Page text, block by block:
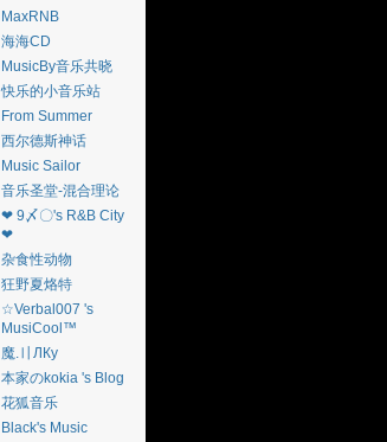
MaxRNB
海海CD
MusicBy音乐共晓
快乐的小音乐站
From Summer
西尔德斯神话
Music Sailor
音乐圣堂-混合理论
❤ 9〆〇's R&B City
❤
杂食性动物
狂野夏烙特
☆Verbal007 's
MusiCool™
魔.〢ЛКу
本家のkokia 's Blog
花狐音乐
Black's Music